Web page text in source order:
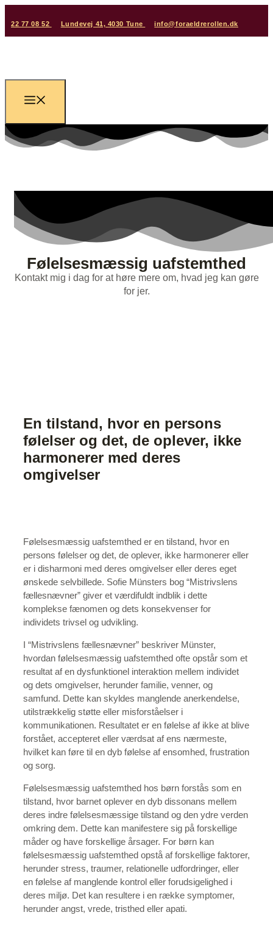
22 77 08 52 Lundevej 41, 4030 Tune info@foraeldrerollen.dk
Følelsesmæssig uafstemthed
Kontakt mig i dag for at høre mere om, hvad jeg kan gøre
for jer.
En tilstand, hvor en persons
følelser og det, de oplever, ikke
harmonerer med deres
omgivelser
Følelsesmæssig uafstemthed er en tilstand, hvor en
persons følelser og det, de oplever, ikke harmonerer eller
er i disharmoni med deres omgivelser eller deres eget
ønskede selvbillede. Sofie Münsters bog “Mistrivslens
fællesnævner” giver et værdifuldt indblik i dette
komplekse fænomen og dets konsekvenser for
individets trivsel og udvikling.
I “Mistrivslens fællesnævner” beskriver Münster,
hvordan følelsesmæssig uafstemthed ofte opstår som et
resultat af en dysfunktionel interaktion mellem individet
og dets omgivelser, herunder familie, venner, og
samfund. Dette kan skyldes manglende anerkendelse,
utilstrækkelig støtte eller misforståelser i
kommunikationen. Resultatet er en følelse af ikke at blive
forstået, accepteret eller værdsat af ens nærmeste,
hvilket kan føre til en dyb følelse af ensomhed, frustration
og sorg.
Følelsesmæssig uafstemthed hos børn forstås som en
tilstand, hvor barnet oplever en dyb dissonans mellem
deres indre følelsesmæssige tilstand og den ydre verden
omkring dem. Dette kan manifestere sig på forskellige
måder og have forskellige årsager. For børn kan
følelsesmæssig uafstemthed opstå af forskellige faktorer,
herunder stress, traumer, relationelle udfordringer, eller
en følelse af manglende kontrol eller forudsigelighed i
deres miljø. Det kan resultere i en række symptomer,
herunder angst, vrede, tristhed eller apati.